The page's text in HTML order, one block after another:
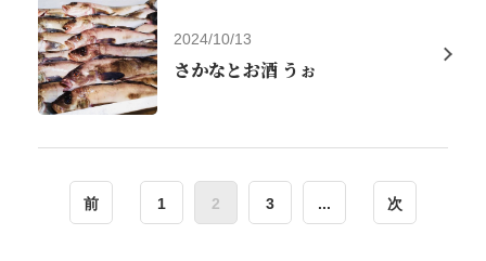
2024/10/13
さかなとお酒 うぉ
前 1 2 3 ... 次